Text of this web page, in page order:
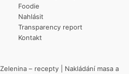
Foodie
Nahlásit
Transparency report
Kontakt
Zelenina – recepty
Nakládání masa a